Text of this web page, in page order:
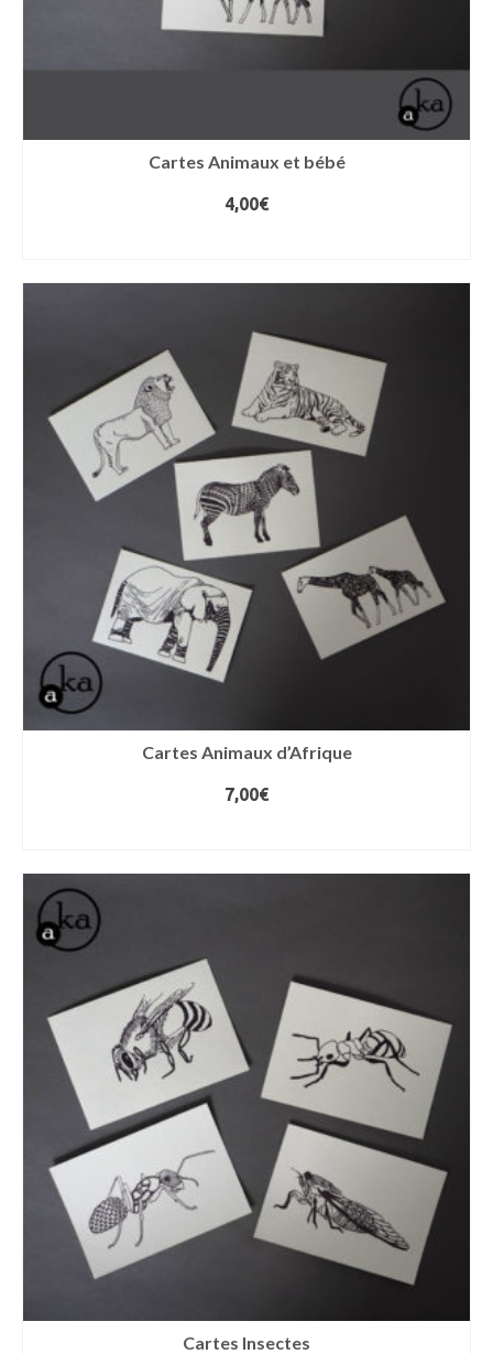
Cartes Animaux et bébé
4,00€
Cartes Animaux d’Afrique
7,00€
Cartes Insectes